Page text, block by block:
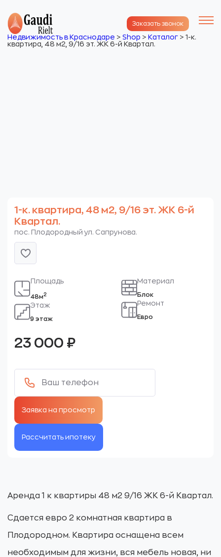
Заказать звонок
Недвижимость в Краснодаре > Shop > Каталог > 1-к.
квартира, 48 м2, 9/16 эт. ЖК 6-й Квартал.
1-к. квартира, 48 м2, 9/16 эт. ЖК 6-й
Квартал.
пос. Плодородный ул. Сапрунова.
Площадь
48м2
Этаж
9 этаж
Материал
Блок
Ремонт
Евро
23 000 ₽
Рассчитать ипотеку
Аренда 1 к квартиры 48 м2 9/16 ЖК 6-й Квартал.
Сдается евро 2 комнатная квартира в
Плодородном. Квартира оснащена всем
необходимым для жизни, вся мебель новая, ни